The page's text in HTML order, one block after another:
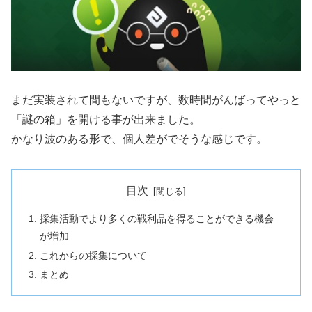
まだ実装されて間もないですが、数時間がんばってやっと
「謎の箱」を開ける事が出来ました。
かなり波のある形で、個人差がでそうな感じです。
目次
採集活動でより多くの戦利品を得ることができる機会
が増加
これからの採集について
まとめ